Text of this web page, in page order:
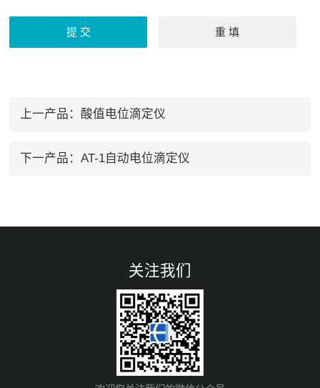
上一产品： 酸值电位滴定仪
下一产品： AT-1自动电位滴定仪
关注我们